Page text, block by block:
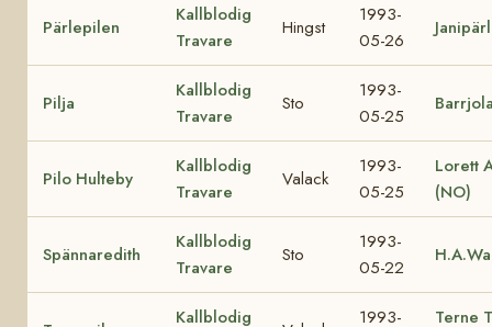
Pärlepilen
Kallblodig
Travare
Hingst
1993-
05-26
Pilja
Kallblodig
Travare
Sto
1993-
05-25
Pilo Hulteby
Kallblodig
Travare
Valack
1993-
05-25
Lorett
(NO)
Spännaredith
Kallblodig
Travare
Sto
1993-
05-22
Kallblodig 1993- Terne